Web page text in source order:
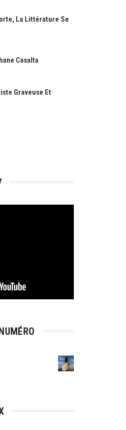
La Littérature Se
Casalta
Graveuse Et